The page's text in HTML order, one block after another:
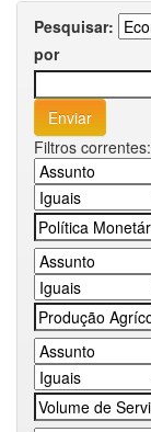
Pesquisar:
por
Filtros correntes: